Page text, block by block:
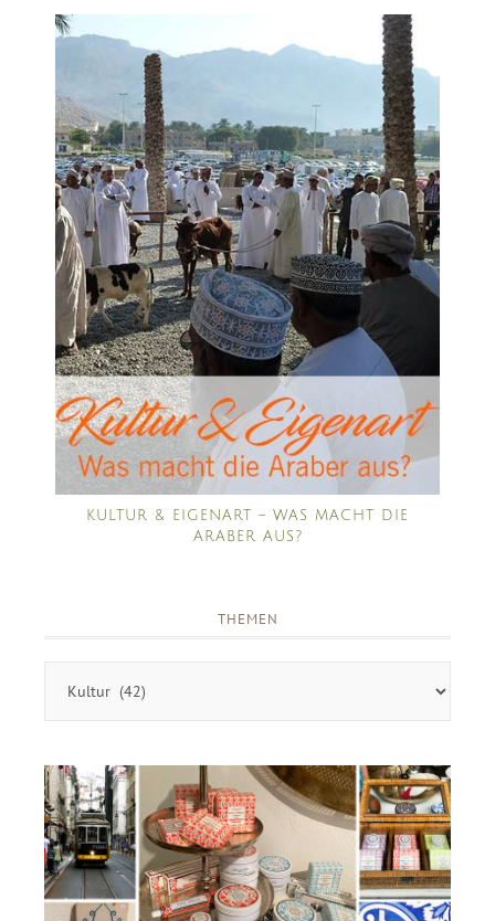
KULTUR & EIGENART – WAS MACHT DIE
ARABER AUS?
THEMEN